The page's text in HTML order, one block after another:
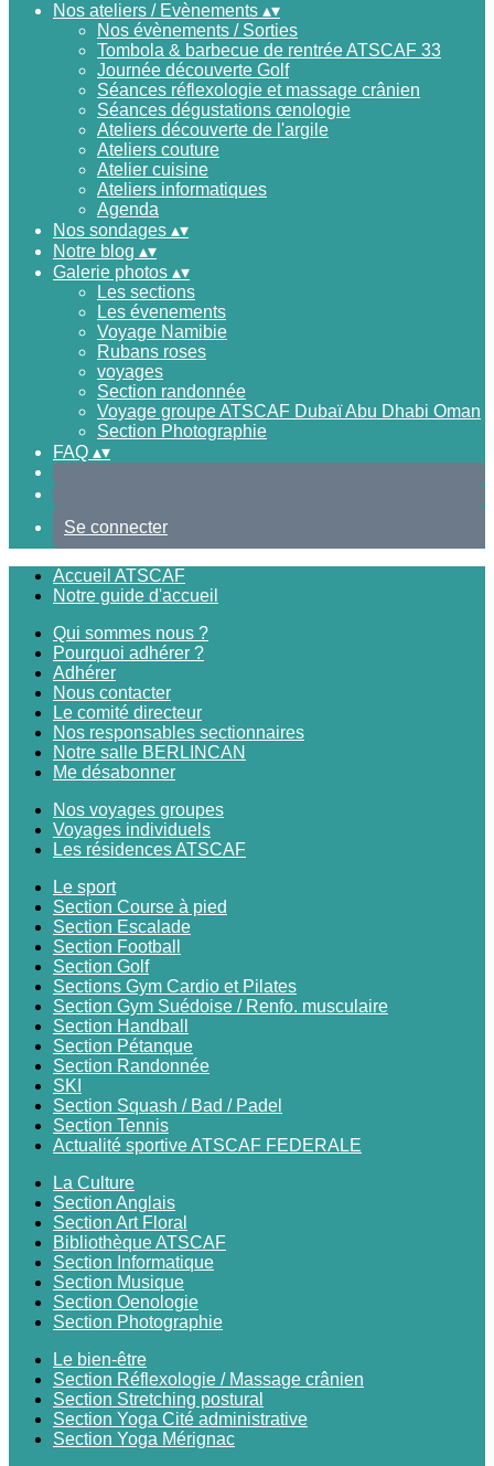
Nos ateliers / Evènements ▴▾
Nos évènements / Sorties
Tombola & barbecue de rentrée ATSCAF 33
Journée découverte Golf
Séances réflexologie et massage crânien
Séances dégustations œnologie
Ateliers découverte de l'argile
Ateliers couture
Atelier cuisine
Ateliers informatiques
Agenda
Nos sondages ▴▾
Notre blog ▴▾
Galerie photos ▴▾
Les sections
Les évenements
Voyage Namibie
Rubans roses
voyages
Section randonnée
Voyage groupe ATSCAF Dubaï Abu Dhabi Oman
Section Photographie
FAQ ▴▾
Se connecter
Accueil ATSCAF
Notre guide d'accueil
Qui sommes nous ?
Pourquoi adhérer ?
Adhérer
Nous contacter
Le comité directeur
Nos responsables sectionnaires
Notre salle BERLINCAN
Me désabonner
Nos voyages groupes
Voyages individuels
Les résidences ATSCAF
Le sport
Section Course à pied
Section Escalade
Section Football
Section Golf
Sections Gym Cardio et Pilates
Section Gym Suédoise / Renfo. musculaire
Section Handball
Section Pétanque
Section Randonnée
SKI
Section Squash / Bad / Padel
Section Tennis
Actualité sportive ATSCAF FEDERALE
La Culture
Section Anglais
Section Art Floral
Bibliothèque ATSCAF
Section Informatique
Section Musique
Section Oenologie
Section Photographie
Le bien-être
Section Réflexologie / Massage crânien
Section Stretching postural
Section Yoga Cité administrative
Section Yoga Mérignac